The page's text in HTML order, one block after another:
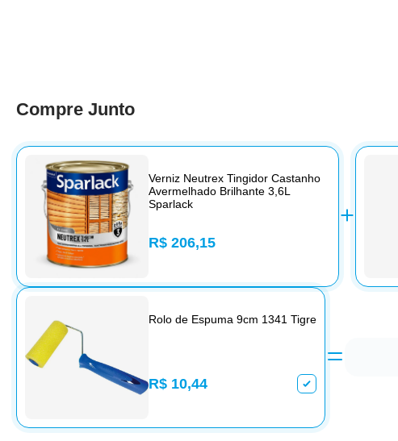
Compre Junto
Verniz Neutrex Tingidor Castanho
Avermelhado Brilhante 3,6L
Sparlack
R$ 206,15
Rolo de Espuma 9cm 1341 Tigre
R$ 10,44